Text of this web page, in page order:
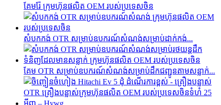
គែមរ៉ែ ក្រុមហ៊ុនផលិត OEM របស់ប្រទេសចិន
សំបកកង់ OTR សម្រាប់ឧបករណ៍សំណង់សម្រាប់ដាក់កង់...
គែម OTR សម្រាប់ឧបករណ៍សំណង់សម្រាប់ដឹកជញ្ជូនតាមសន្លាក់...